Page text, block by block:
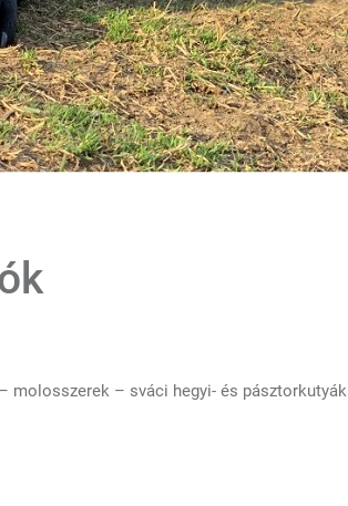
molosszerek – sváci hegyi- és pásztorkutyák